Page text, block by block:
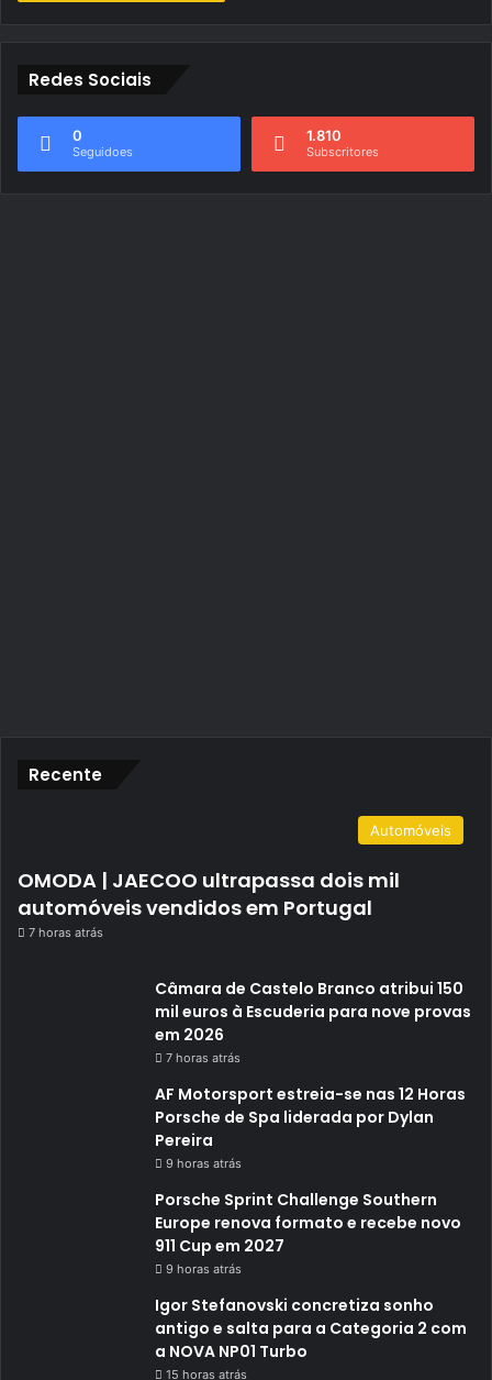
Redes Sociais
0
Seguidoes
1.810
Subscritores
Recente
Automóveis
OMODA | JAECOO ultrapassa dois mil
automóveis vendidos em Portugal
7 horas atrás
Câmara de Castelo Branco atribui 150
mil euros à Escuderia para nove provas
em 2026
7 horas atrás
AF Motorsport estreia-se nas 12 Horas
Porsche de Spa liderada por Dylan
Pereira
9 horas atrás
Porsche Sprint Challenge Southern
Europe renova formato e recebe novo
911 Cup em 2027
9 horas atrás
Igor Stefanovski concretiza sonho
antigo e salta para a Categoria 2 com
a NOVA NP01 Turbo
15 horas atrás